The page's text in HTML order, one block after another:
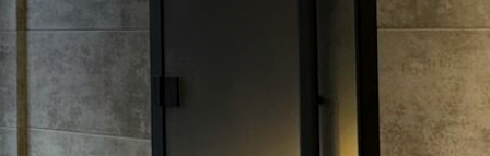
СМОТРЕТЬ ПРОЕКТЫ